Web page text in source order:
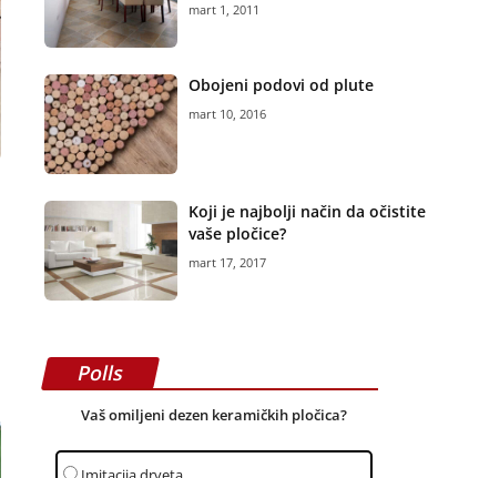
mart 1, 2011
Obojeni podovi od plute
mart 10, 2016
Koji je najbolji način da očistite
vaše pločice?
mart 17, 2017
Polls
Vaš omiljeni dezen keramičkih pločica?